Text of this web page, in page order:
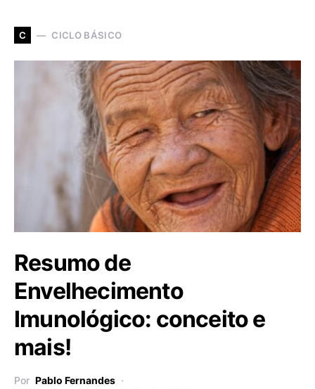
C CICLO BÁSICO
Resumo de
Envelhecimento
Imunológico: conceito e
mais!
Por Pablo Fernandes